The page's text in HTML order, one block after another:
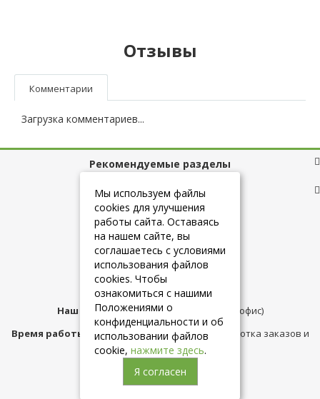
Отзывы
Комментарии
Загрузка комментариев...
Рекомендуемые разделы
Полезные ссылки
+7 (925) 084-10-60
Наш адрес:Москва,ул.Плещеева д.12 (офис)
Время работы магазина:с 10:00 до 21:00 (обработка заказов и
консультация)
Мы используем файлы
cookies для улучшения
работы сайта. Оставаясь
на нашем сайте, вы
соглашаетесь с условиями
использования файлов
cookies. Чтобы
ознакомиться с нашими
Положениями о
конфиденциальности и об
использовании файлов
cookie, нажмите здесь.
Я согласен